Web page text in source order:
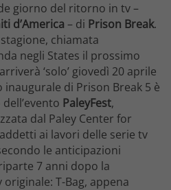
giorno del ritorno in tv –
d’America – di Prison Break.
chiamata
negli States il prossimo
arriverà ‘solo’ giovedì 20 aprile
inaugurale di Prison Break 5 è
PaleyFest,
dal Paley Center for
ai lavori delle serie tv
le anticipazioni
7 anni dopo la
T-Bag, appena